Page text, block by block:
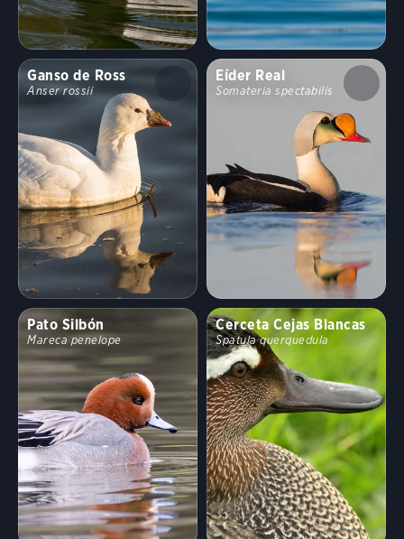
Ganso de Ross
Anser rossii
Eíder Real
Somateria spectabilis
Pato Silbón
Mareca penelope
Cerceta Cejas Blancas
Spatula querquedula